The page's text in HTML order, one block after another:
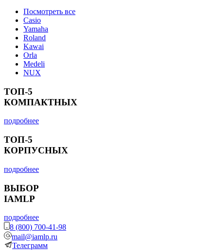
Посмотреть все
Casio
Yamaha
Roland
Kawai
Orla
Medeli
NUX
ТОП-5
КОМПАКТНЫХ
подробнее
ТОП-5
КОРПУСНЫХ
подробнее
ВЫБОР
IAMLP
подробнее
8 (800) 700-41-98
mail@iamlp.ru
Телеграмм